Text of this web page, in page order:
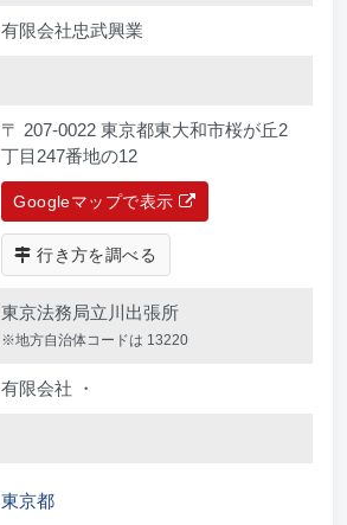
有限会社忠武興業
〒 207-0022 東京都東大和市桜が丘2
丁目247番地の12
Googleマップで表示
行き方を調べる
東京法務局立川出張所
※地方自治体コードは 13220
有限会社 ・
東京都